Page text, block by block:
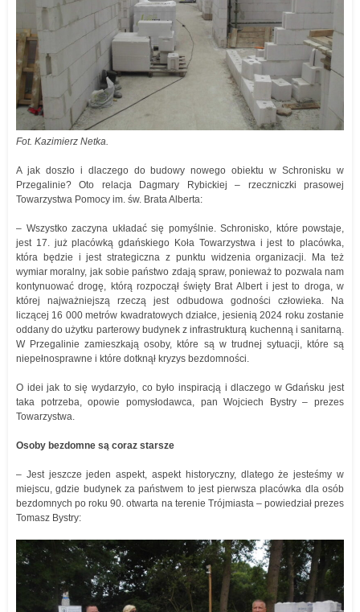
Fot. Kazimierz Netka.
A jak doszło i dlaczego do budowy nowego obiektu w Schronisku w
Przegalinie? Oto relacja Dagmary Rybickiej – rzeczniczki prasowej
Towarzystwa Pomocy im. św. Brata Alberta:
– Wszystko zaczyna układać się pomyślnie. Schronisko, które powstaje,
jest 17. już placówką gdańskiego Koła Towarzystwa i jest to placówka,
która będzie i jest strategiczna z punktu widzenia organizacji. Ma też
wymiar moralny, jak sobie państwo zdają spraw, ponieważ to pozwala nam
kontynuować drogę, którą rozpoczął święty Brat Albert i jest to droga, w
której najważniejszą rzeczą jest odbudowa godności człowieka. Na
liczącej 16 000 metrów kwadratowych działce, jesienią 2024 roku zostanie
oddany do użytku parterowy budynek z infrastrukturą kuchenną i sanitarną.
W Przegalinie zamieszkają osoby, które są w trudnej sytuacji, które są
niepełnosprawne i które dotknął kryzys bezdomności.
O idei jak to się wydarzyło, co było inspiracją i dlaczego w Gdańsku jest
taka potrzeba, opowie pomysłodawca, pan Wojciech Bystry – prezes
Towarzystwa.
Osoby bezdomne są coraz starsze
– Jest jeszcze jeden aspekt, aspekt historyczny, dlatego że jesteśmy w
miejscu, gdzie budynek za państwem to jest pierwsza placówka dla osób
bezdomnych po roku 90. otwarta na terenie Trójmiasta – powiedział prezes
Tomasz Bystry: